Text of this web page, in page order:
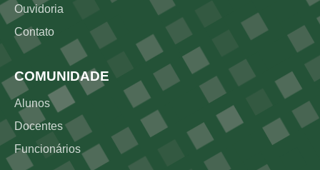
Ouvidoria
Contato
COMUNIDADE
Alunos
Docentes
Funcionários